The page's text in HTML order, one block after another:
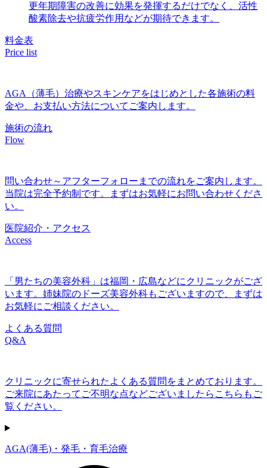
更年期障害の改善に効果を発揮するだけでなく、活性
酸素除去や抗疲労作用などが期待できます。
料金表
Price list
AGA（薄毛）治療やスキンケアをはじめとした各施術の料
金や、お支払い方法についてご案内します。
施術の流れ
Flow
問い合わせ～アフターフォローまでの流れをご案内します。
当院は完全予約制です。まずはお気軽にお問い合わせくださ
い。
医院紹介・アクセス
Access
「男たちの美容外科」は福岡・広島などにクリニックがござ
います。姉妹院のドーズ美容外科もございますので、まずは
お気軽にご相談ください。
よくある質問
Q&A
クリニックに寄せられたよくある質問をまとめております。
ご来院にあたってご不明な点などございましたらこちらもご
覧ください。
AGA(薄毛)・発毛・育毛治療